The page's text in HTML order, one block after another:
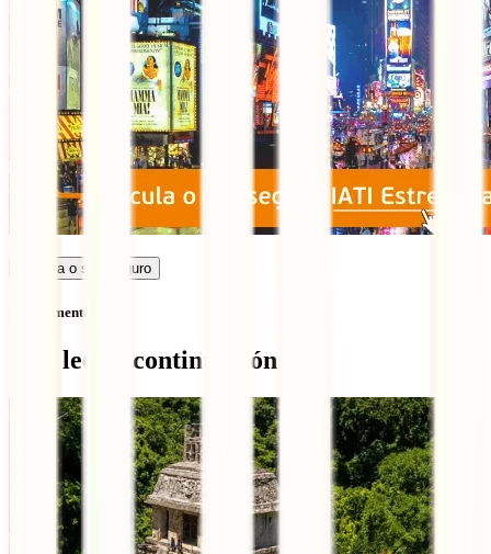
Calcula o seu seguro
Sem comentários
Qué leer a continuación